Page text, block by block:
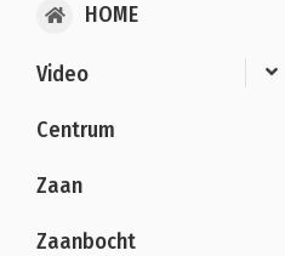
HOME
Video
Centrum
Zaan
Zaanbocht